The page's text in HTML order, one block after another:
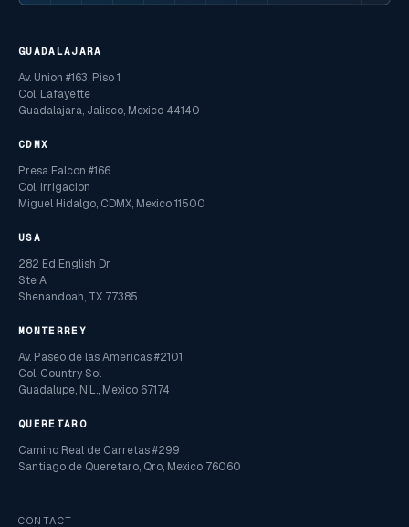
GUADALAJARA
Av. Union #163, Piso 1
Col. Lafayette
Guadalajara, Jalisco, Mexico 44140
CDMX
Presa Falcon #166
Col. Irrigacion
Miguel Hidalgo, CDMX, Mexico 11500
USA
282 Ed English Dr
Ste A
Shenandoah, TX 77385
MONTERREY
Av. Paseo de las Americas #2101
Col. Country Sol
Guadalupe, N.L., Mexico 67174
QUERETARO
Camino Real de Carretas #299
Santiago de Queretaro, Qro, Mexico 76060
CONTACT